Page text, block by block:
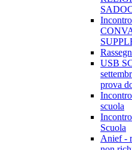
USB
prova
scuola
Scuola
Anief -